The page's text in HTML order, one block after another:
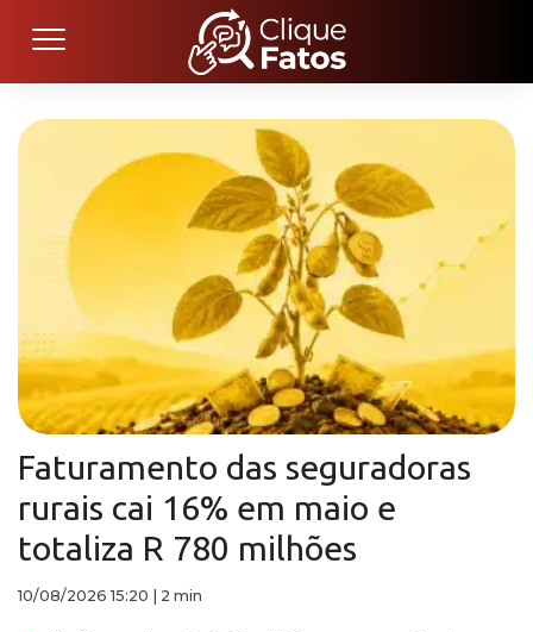
Faturamento das seguradoras
rurais cai 16% em maio e
totaliza R 780 milhões
10/08/2026 15:20 2 min